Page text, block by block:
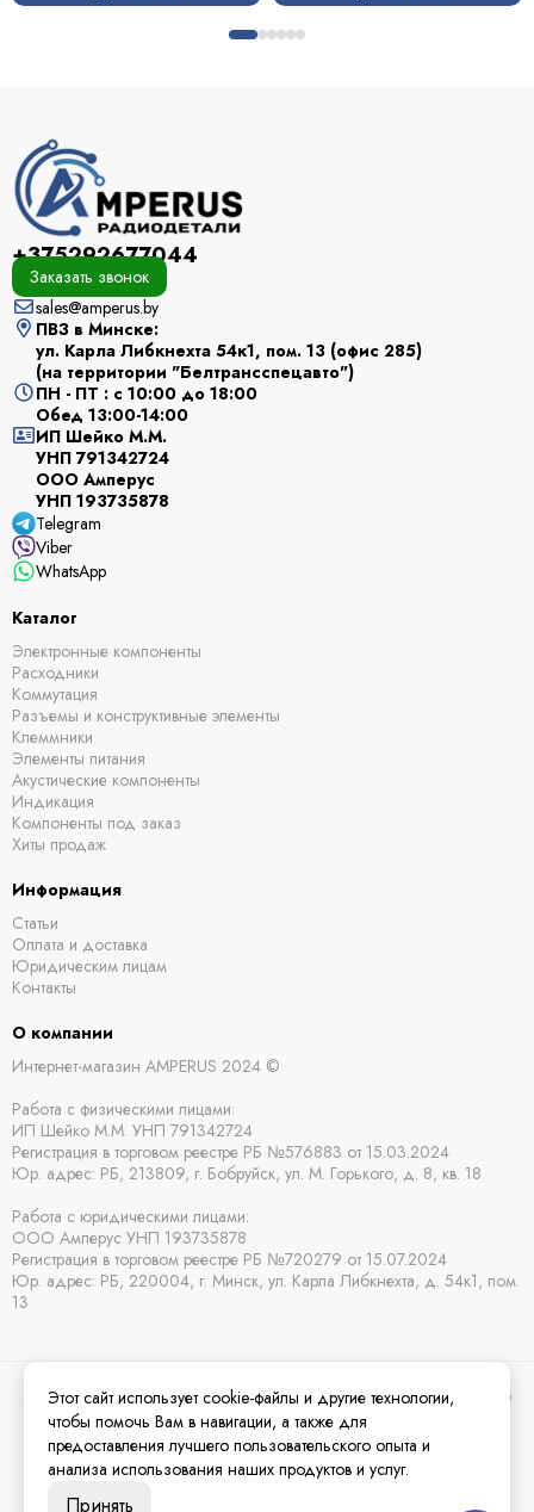
+375292677044
Заказать звонок
sales@amperus.by
ПВЗ в Минске:
ул. Карла Либкнехта 54к1, пом. 13 (офис 285)
(на территории "Белтрансспецавто")
ПН - ПТ : с 10:00 до 18:00
Обед 13:00-14:00
ИП Шейко М.М.
УНП 791342724
ООО Амперус
УНП 193735878
Telegram
Viber
WhatsApp
Каталог
Электронные компоненты
Расходники
Коммутация
Разъемы и конструктивные элементы
Клеммники
Элементы питания
Акустические компоненты
Индикация
Компоненты под заказ
Хиты продаж
Информация
Статьи
Оплата и доставка
Юридическим лицам
Контакты
О компании
Интернет-магазин AMPERUS 2024 ©
Работа с физическими лицами:
ИП Шейко М.М. УНП 791342724
Регистрация в торговом реестре РБ №576883 от 15.03.2024
Юр. адрес: РБ, 213809, г. Бобруйск, ул. М. Горького, д. 8, кв. 18
Работа с юридическими лицами:
ООО Амперус УНП 193735878
Регистрация в торговом реестре РБ №720279 от 15.07.2024
Юр. адрес: РБ, 220004, г. Минск, ул. Карла Либкнехта, д. 54к1, пом.
13
2026 © Amperus Радиодетали Минск | купить в розницу, оптом и почтой по
Беларуси.Карта сайта
Этот сайт использует cookie-файлы и другие технологии,
чтобы помочь Вам в навигации, а также для
предоставления лучшего пользовательского опыта и
анализа использования наших продуктов и услуг.
Принять